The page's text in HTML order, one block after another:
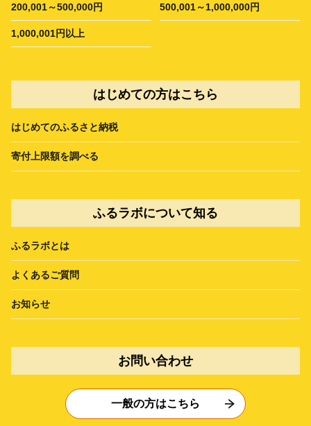
200,001～500,000円 500,001～1,000,000円
1,000,001円以上
はじめての方はこちら
はじめてのふるさと納税
寄付上限額を調べる
ふるラボについて知る
ふるラボとは
よくあるご質問
お知らせ
お問い合わせ
一般の方はこちら